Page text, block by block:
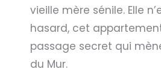
vieille mère sénile. Elle
hasard, cet
passage secret qui
du Mur.